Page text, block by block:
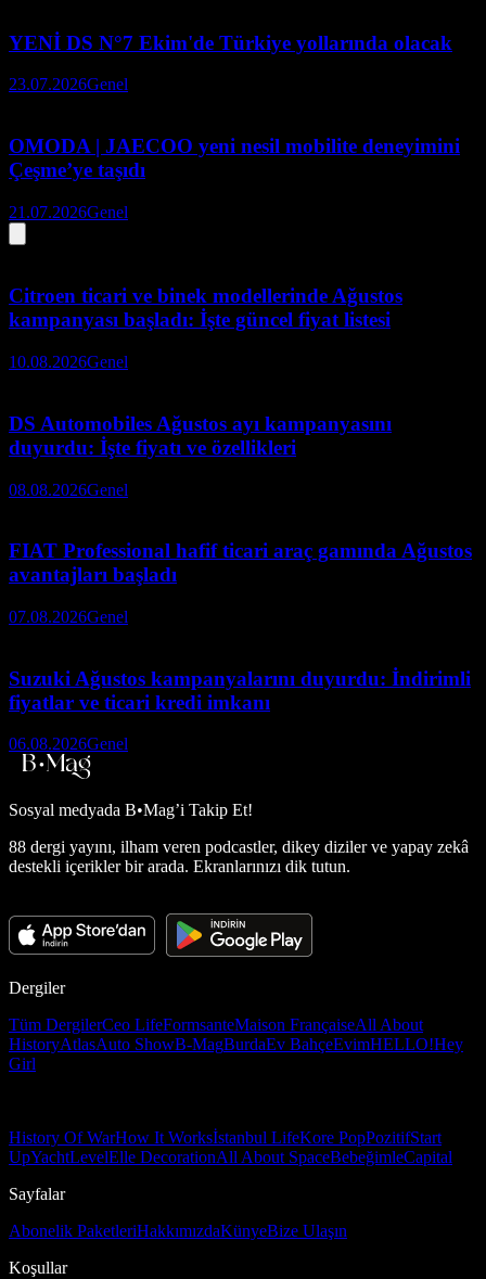
YENİ DS N°7 Ekim'de Türkiye yollarında olacak
23.07.2026Genel
OMODA | JAECOO yeni nesil mobilite deneyimini
Çeşme’ye taşıdı
21.07.2026Genel
Citroen ticari ve binek modellerinde Ağustos
kampanyası başladı: İşte güncel fiyat listesi
10.08.2026Genel
DS Automobiles Ağustos ayı kampanyasını
duyurdu: İşte fiyatı ve özellikleri
08.08.2026Genel
FIAT Professional hafif ticari araç gamında Ağustos
avantajları başladı
07.08.2026Genel
Suzuki Ağustos kampanyalarını duyurdu: İndirimli
fiyatlar ve ticari kredi imkanı
06.08.2026Genel
Sosyal medyada B•Mag’i Takip Et!
88 dergi yayını, ilham veren podcastler, dikey diziler ve yapay zekâ
destekli içerikler bir arada. Ekranlarınızı dik tutun.
Dergiler
Tüm DergilerCeo LifeFormsanteMaison FrançaiseAll About
HistoryAtlasAuto ShowB-MagBurdaEv BahçeEvimHELLO!Hey
Girl
History Of WarHow It Worksİstanbul LifeKore PopPozitifStart
UpYachtLevelElle DecorationAll About SpaceBebeğimleCapital
Sayfalar
Abonelik PaketleriHakkımızdaKünyeBize Ulaşın
Koşullar